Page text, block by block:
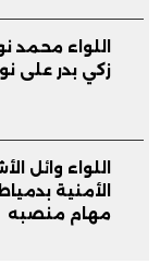
اللواء محمد
زكي بدر على
اللواء وائل
الأمنية
مهام منصبه